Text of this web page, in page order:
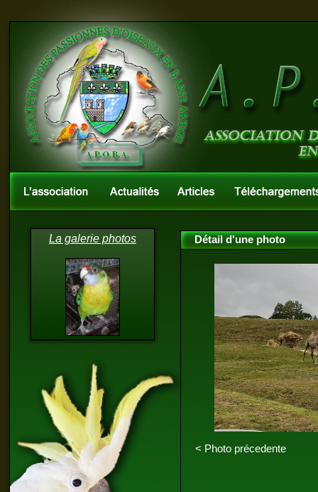
La galerie photos Détail d'une photo
< Photo précedente